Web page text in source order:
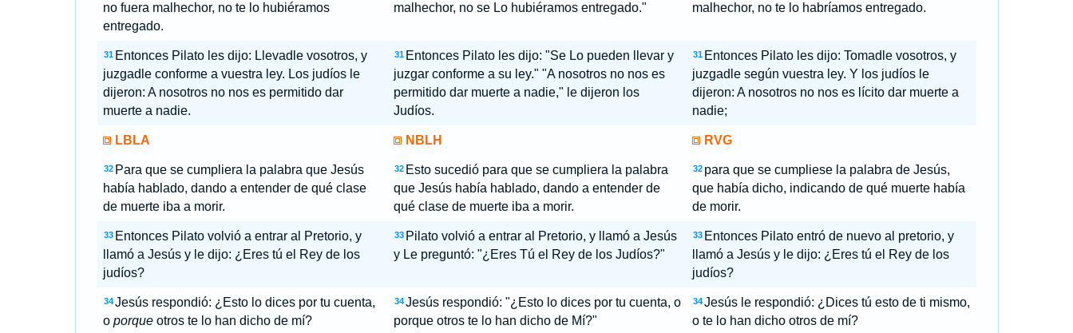
no fuera malhechor, no te lo hubiéramos
entregado.
malhechor, no se Lo hubiéramos entregado."
malhechor, no te lo habríamos entregado.
31 Entonces Pilato les dijo: Llevadle vosotros, y
juzgadle conforme a vuestra ley. Los judíos le
dijeron: A nosotros no nos es permitido dar
muerte a nadie.
31 Entonces Pilato les dijo: "Se Lo pueden llevar y
juzgar conforme a su ley." "A nosotros no nos es
permitido dar muerte a nadie," le dijeron los
Judíos.
31 Entonces Pilato les dijo: Tomadle vosotros, y
juzgadle según vuestra ley. Y los judíos le
dijeron: A nosotros no nos es lícito dar muerte a
nadie;
LBLA NBLH RVG
32 Para que se cumpliera la palabra que Jesús
había hablado, dando a entender de qué clase
de muerte iba a morir.
32 Esto sucedió para que se cumpliera la palabra
que Jesús había hablado, dando a entender de
qué clase de muerte iba a morir.
32 para que se cumpliese la palabra de Jesús,
que había dicho, indicando de qué muerte había
de morir.
33 Entonces Pilato volvió a entrar al Pretorio, y
llamó a Jesús y le dijo: ¿Eres tú el Rey de los
judíos?
33 Pilato volvió a entrar al Pretorio, y llamó a Jesús
y Le preguntó: "¿Eres Tú el Rey de los Judíos?"
33 Entonces Pilato entró de nuevo al pretorio, y
llamó a Jesús y le dijo: ¿Eres tú el Rey de los
judíos?
34 Jesús respondió: ¿Esto lo dices por tu cuenta,
o porqueotros te lo han dicho de mí?
34 Jesús respondió: "¿Esto lo dices por tu cuenta, o
porque otros te lo han dicho de Mí?"
34 Jesús le respondió: ¿Dices tú esto de ti mismo,
o te lo han dicho otros de mí?